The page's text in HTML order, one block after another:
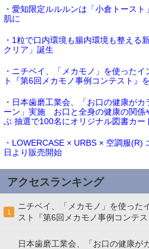
・愛知限定ルルルンは「小倉トース
肌に
・1粒で口内環境も腸内環境も整える
クリア」誕生
・ニチベイ、「メカモノ」を使った
ト『第6回メカモノ事例コンテスト』
・日本歯磨工業会、「お口の健康が
ーン」実施 お口と全身の健康の関係
ぶ 抽選で100名にオリジナル図書カー
・LOWERCASE × URBS × 空調服
日より販売開始
アクセスランキング
1
ニチベイ、「メカモノ」を使った
スト『第6回メカモノ事例コンテ
日本歯磨工業会、「お口の健康が